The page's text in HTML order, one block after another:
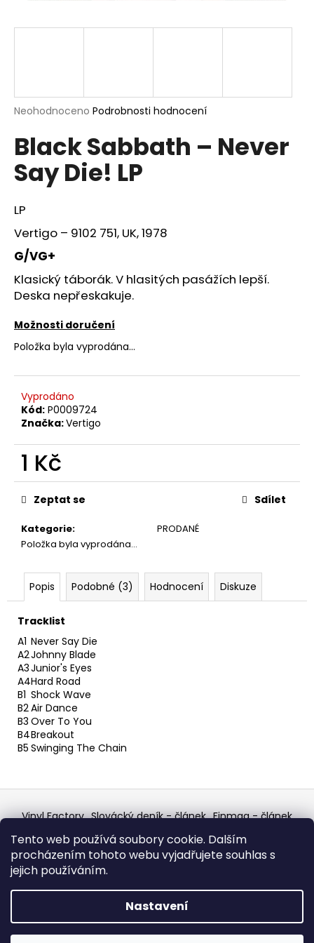
Tento web používá soubory cookie. Dalším
procházením tohoto webu vyjadřujete souhlas s
jejich používáním.
Nastavení
Průměrné
produktu
je
0,0
z
hvězdiček.
Neohodnoceno Podrobnosti hodnocení
Black Sabbath – Never
Say Die! LP
LP
Vertigo – 9102 751, UK, 1978
G/VG+
Klasický táborák. V hlasitých pasážích lepší.
Deska nepřeskakuje.
Možnosti doručení
Položka byla vyprodána…
Vyprodáno
Kód: P0009724
Značka:Vertigo
1 Kč
Měrná
cena:
Kategorie:
PRODANÉ
Položka byla vyprodána…
Zeptat se Sdílet
Popis Podobné (3) Hodnocení Diskuze
Tracklist
A1 Never Say Die
A2Johnny Blade
A3Junior's Eyes
A4Hard Road
B1 Shock Wave
B2Air Dance
B3 Over To You
B4Breakout
B5 Swinging The Chain
j
?
HLEDAT
o
p
o
r
u
č
u
j
m
e
FLOYD
THE
PIPER
AT
THE
OF
DAWN
290
Z
á Vinyl Factory Slovácký deník - článek Finmag - článek
Discogs Profile Facebook výběr z hroznů
Top prodejce mincí Aukro
Vytvořil Shoptet
Copyright 2026W Records - osvědčený prodejce
bazarových LP, MC, CD, komiksů atd.. Všechna práva